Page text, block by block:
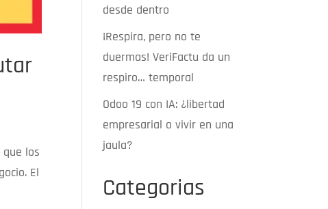
los
El
desde dentro
¡Respira, pero no te
duermas! VeriFactu da un
respiro… temporal
Odoo 19 con IA: ¿libertad
empresarial o vivir en una
jaula?
Categorias